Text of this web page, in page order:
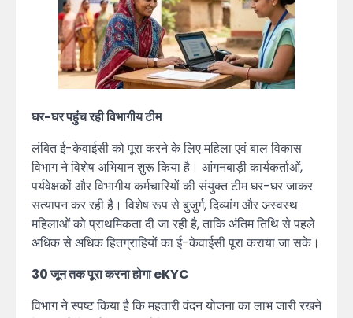
घर-घर पहुंच रही विभागीय टीम
लंबित ई-केवाईसी को पूरा करने के लिए महिला एवं बाल विकास
विभाग ने विशेष अभियान शुरू किया है। आंगनबाड़ी कार्यकर्ताओं,
पर्यवेक्षकों और विभागीय कर्मचारियों की संयुक्त टीम घर-घर जाकर
सत्यापन कर रही है। विशेष रूप से बुजुर्ग, दिव्यांग और अस्वस्थ
महिलाओं को प्राथमिकता दी जा रही है, ताकि अंतिम तिथि से पहले
अधिक से अधिक हितग्राहियों का ई-केवाईसी पूरा कराया जा सके।
30 जून तक पूरा करना होगा eKYC
विभाग ने स्पष्ट किया है कि महतारी वंदन योजना का लाभ जारी रखने